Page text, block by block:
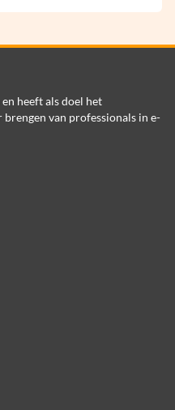
heeft als doel het
van professionals in e-